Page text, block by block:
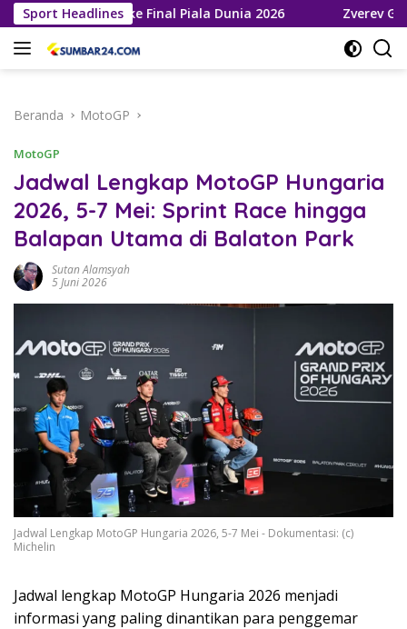
Langsung
ke
konten
Sport Headlines
Melaju ke Final Piala Dunia 2026 Zverev Gagal
Beranda MotoGP
MotoGP
Jadwal Lengkap MotoGP Hungaria
2026, 5-7 Mei: Sprint Race hingga
Balapan Utama di Balaton Park
Sutan Alamsyah
5 Juni 2026
Jadwal Lengkap MotoGP Hungaria 2026, 5-7 Mei - Dokumentasi: (c)
Michelin
Jadwal lengkap MotoGP Hungaria 2026 menjadi
informasi yang paling dinantikan para penggemar